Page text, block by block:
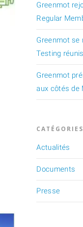
Greenmot
Regular
Greenmot se
Testing
Greenmot
aux côtés de
CATÉGORIES
Actualités
Documents
Presse